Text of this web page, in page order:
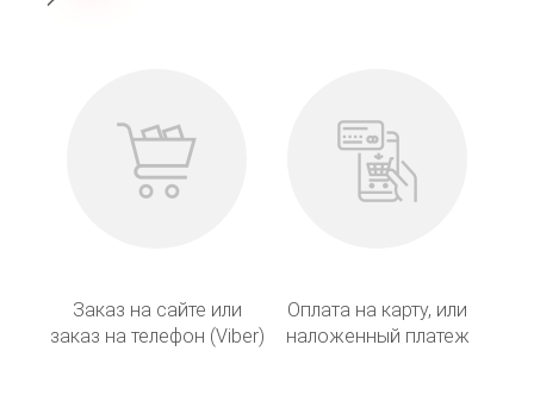
Заказ на сайте или
заказ на телефон (Viber)
Оплата на карту, или
наложенный платеж